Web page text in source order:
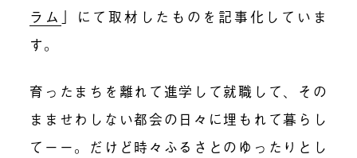
ラム 」にて取材したものを記事化していま
す。
育ったまちを離れて進学して就職して、その
まませわしない都会の日々に埋もれて暮らし
てーー。だけど時々ふるさとのゆったりとし